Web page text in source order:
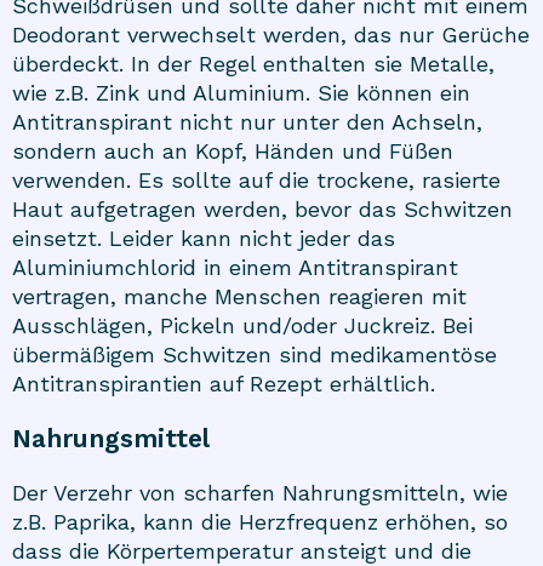
Schweißdrüsen und sollte daher nicht mit einem
Deodorant verwechselt werden, das nur Gerüche
überdeckt. In der Regel enthalten sie Metalle,
wie z.B. Zink und Aluminium. Sie können ein
Antitranspirant nicht nur unter den Achseln,
sondern auch an Kopf, Händen und Füßen
verwenden. Es sollte auf die trockene, rasierte
Haut aufgetragen werden, bevor das Schwitzen
einsetzt. Leider kann nicht jeder das
Aluminiumchlorid in einem Antitranspirant
vertragen, manche Menschen reagieren mit
Ausschlägen, Pickeln und/oder Juckreiz. Bei
übermäßigem Schwitzen sind medikamentöse
Antitranspirantien auf Rezept erhältlich.
Nahrungsmittel
Der Verzehr von scharfen Nahrungsmitteln, wie
z.B. Paprika, kann die Herzfrequenz erhöhen, so
dass die Körpertemperatur ansteigt und die